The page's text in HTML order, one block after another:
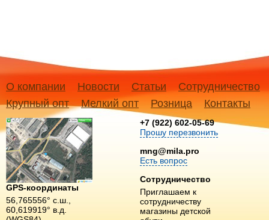
О компании Новости Статьи
Сотрудничество
Крупный опт
Мелкий опт Розница Контакты
GPS-координаты
56,765556° с.ш.,
60,619919° в.д.
+7 (922) 602-05-69
Прошу перезвонить
mng@mila.pro
Есть вопрос
Сотрудничество
Приглашаем к
сотрудничеству
магазины детской